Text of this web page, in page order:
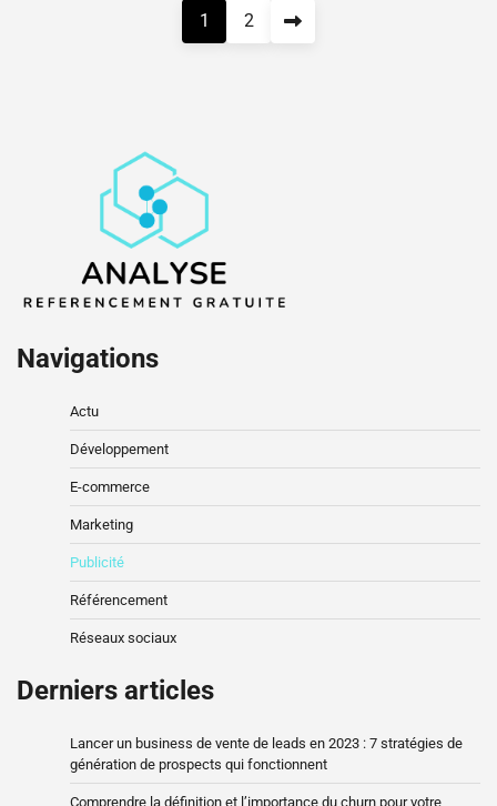
1 2
Navigations
Actu
Développement
E-commerce
Marketing
Publicité
Référencement
Réseaux sociaux
Derniers articles
Lancer un business de vente de leads en 2023 : 7 stratégies de
génération de prospects qui fonctionnent
Comprendre la définition et l’importance du churn pour votre